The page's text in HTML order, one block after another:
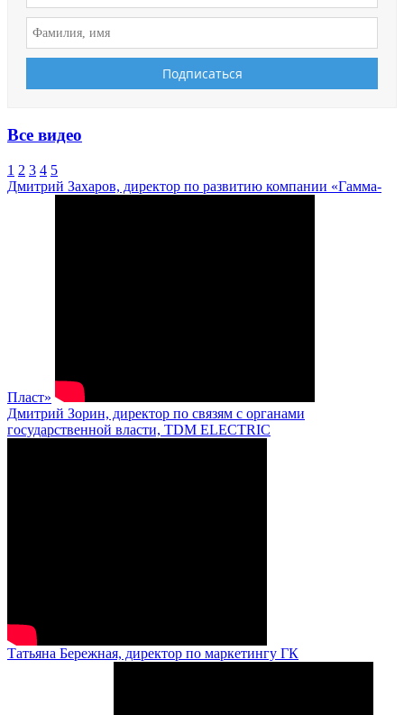
Все видео
1 2 3 4 5
Дмитрий Захаров, директор по развитию компании «Гамма-
Пласт»
Дмитрий Зорин, директор по связям с органами
государственной власти, TDM ELECTRIC
Татьяна Бережная, директор по маркетингу ГК